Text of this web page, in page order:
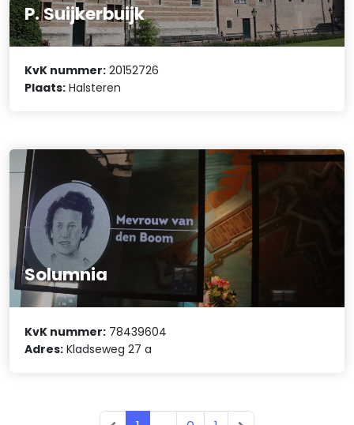
P. Suijkerbuijk
KvK nummer: 20152726
Plaats: Halsteren
Solumnia
KvK nummer: 78439604
Adres: Kladseweg 27 a